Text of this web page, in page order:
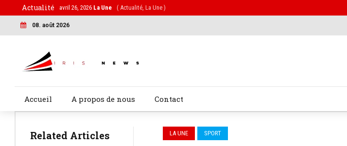
Actualité avril 26, 2026 La Une ( Actualité, La Une )
08. août 2026
Accueil A propos de nous Contact
Related Articles LA UNE SPORT